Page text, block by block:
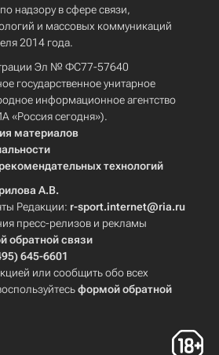
надзору в сфере связи,
и массовых коммуникаций
2014 года.
Эл № ФС77-57640
государственное унитарное
информационное агентство
«Россия сегодня»).
материалов
технологий
А.В.
Редакции: r-sport.internet@ria.ru
пресс-релизов и рекламы
обратной связи
645-6601
или сообщить обо всех
формой обратной